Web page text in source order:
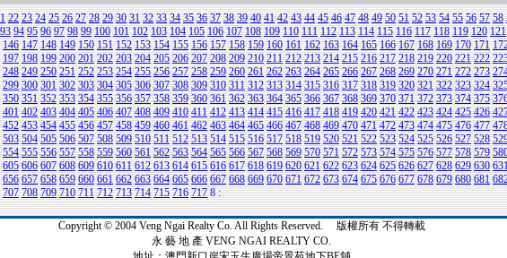
22 23 24 25 26 27 28 29 30 31 32 33 34 35 36 37 38 39 40 41 42 43 44 45 46 47 48 49 50 51 52 53 54 55 56 57 58
93 94 95 96 97 98 99 100 101 102 103 104 105 106 107 108 109 110 111 112 113 114 115 116 117 118 119 120 121
146 147 148 149 150 151 152 153 154 155 156 157 158 159 160 161 162 163 164 165 166 167 168 169 170 171
197 198 199 200 201 202 203 204 205 206 207 208 209 210 211 212 213 214 215 216 217 218 219 220 221 222
248 249 250 251 252 253 254 255 256 257 258 259 260 261 262 263 264 265 266 267 268 269 270 271 272 273
299 300 301 302 303 304 305 306 307 308 309 310 311 312 313 314 315 316 317 318 319 320 321 322 323 324
350 351 352 353 354 355 356 357 358 359 360 361 362 363 364 365 366 367 368 369 370 371 372 373 374 375
401 402 403 404 405 406 407 408 409 410 411 412 413 414 415 416 417 418 419 420 421 422 423 424 425 426
452 453 454 455 456 457 458 459 460 461 462 463 464 465 466 467 468 469 470 471 472 473 474 475 476 477
503 504 505 506 507 508 509 510 511 512 513 514 515 516 517 518 519 520 521 522 523 524 525 526 527 528
554 555 556 557 558 559 560 561 562 563 564 565 566 567 568 569 570 571 572 573 574 575 576 577 578 579
605 606 607 608 609 610 611 612 613 614 615 616 617 618 619 620 621 622 623 624 625 626 627 628 629 630
656 657 658 659 660 661 662 663 664 665 666 667 668 669 670 671 672 673 674 675 676 677 678 679 680 681
707 708 709 710 711 712 713 714 715 716 717 8 :
Copyright © 2004 Veng Ngai Realty Co. All Rights Reserved. 版權所有 不得轉載
永 藝 地 產 VENG NGAI REALTY CO.